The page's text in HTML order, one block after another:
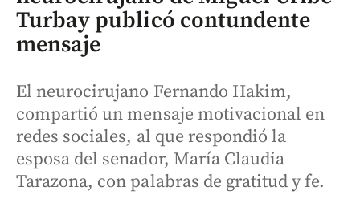
Turbay publicó contundente
mensaje
El neurocirujano Fernando Hakim,
compartió un mensaje motivacional en
redes sociales, al que respondió la
esposa del senador, María Claudia
Tarazona, con palabras de gratitud y fe.